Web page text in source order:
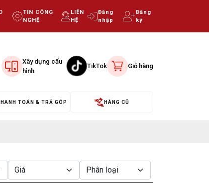
TIN CÔNG
NGHỆ
LIÊN
HỆ
Đăng
nhập
Đăng
ký
Xây dựng cấu
hình
TikTok Giỏ hàng
TOÁN & TRẢ GÓP HÀNG CŨ